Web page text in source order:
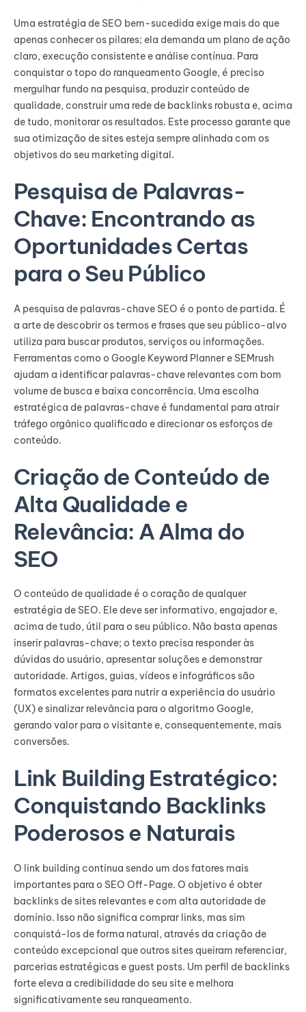
Uma estratégia de SEO bem-sucedida exige mais do que
apenas conhecer os pilares; ela demanda um plano de ação
claro, execução consistente e análise contínua. Para
conquistar o topo do ranqueamento Google, é preciso
mergulhar fundo na pesquisa, produzir conteúdo de
qualidade, construir uma rede de backlinks robusta e, acima
de tudo, monitorar os resultados. Este processo garante que
sua otimização de sites esteja sempre alinhada com os
objetivos do seu marketing digital.
Pesquisa de Palavras-
Chave: Encontrando as
Oportunidades Certas
para o Seu Público
A pesquisa de palavras-chave SEO é o ponto de partida. É
a arte de descobrir os termos e frases que seu público-alvo
utiliza para buscar produtos, serviços ou informações.
Ferramentas como o Google Keyword Planner e SEMrush
ajudam a identificar palavras-chave relevantes com bom
volume de busca e baixa concorrência. Uma escolha
estratégica de palavras-chave é fundamental para atrair
tráfego orgânico qualificado e direcionar os esforços de
conteúdo.
Criação de Conteúdo de
Alta Qualidade e
Relevância: A Alma do
SEO
O conteúdo de qualidade é o coração de qualquer
estratégia de SEO. Ele deve ser informativo, engajador e,
acima de tudo, útil para o seu público. Não basta apenas
inserir palavras-chave; o texto precisa responder às
dúvidas do usuário, apresentar soluções e demonstrar
autoridade. Artigos, guias, vídeos e infográficos são
formatos excelentes para nutrir a experiência do usuário
(UX) e sinalizar relevância para o algoritmo Google,
gerando valor para o visitante e, consequentemente, mais
conversões.
Link Building Estratégico:
Conquistando Backlinks
Poderosos e Naturais
O link building continua sendo um dos fatores mais
importantes para o SEO Off-Page. O objetivo é obter
backlinks de sites relevantes e com alta autoridade de
domínio. Isso não significa comprar links, mas sim
conquistá-los de forma natural, através da criação de
conteúdo excepcional que outros sites queiram referenciar,
parcerias estratégicas e guest posts. Um perfil de backlinks
forte eleva a credibilidade do seu site e melhora
significativamente seu ranqueamento.